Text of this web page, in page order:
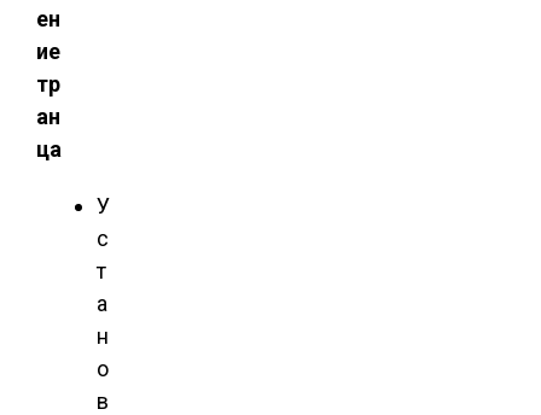
ен
ие
тр
ан
ца
У
с
т
а
н
о
в